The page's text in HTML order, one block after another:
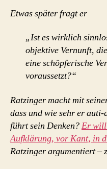
Etwas später fragt er
„Ist es wirklich
objektive Vernunft,
eine schöpferische
voraussetzt?“
Ratzinger macht mit
dass und wie sehr er
führt sein Denken?Er will
Aufklärung, vor Kant, in
Ratzinger argumentiert –